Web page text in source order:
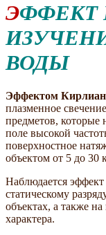
ЭФФЕКТ КИРЛИАНА В
ВОДЫ
Эффектом
плазменное
предметов, которые
поле высокой
поверхностное
объектом от 5 до 30
Наблюдается
статическому
объектах, а также
характера.